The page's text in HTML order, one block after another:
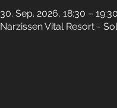
30. Sep. 2026, 18:30 – 19:30
Narzissen Vital Resort -